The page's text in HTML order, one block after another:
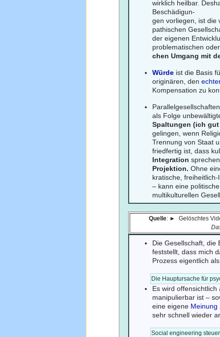
wirklich heilbar.
Beschädigun-
gen vorliegen, ist die
pathischen
der eigenen
problematischen
chen Umgang mit
Würde ist die Basis
originären, den
Kompensation zu
als Folge
Spaltungen (ich
gelingen, wenn
Trennung von Staat
friedfertig ist, dass
Integration
Projektion. Ohne
kratische,
– kann eine
multikulturellen
Quelle: ►
Gelöschtes
Die Gesellschaft, die
feststellt, dass mich
Prozess eigentlich
Die Hauptursache für
Es wird
manipulierbar ist –
eine eigene Meinung
sehr schnell wieder
Social engineering